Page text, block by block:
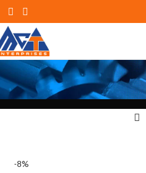
-8%